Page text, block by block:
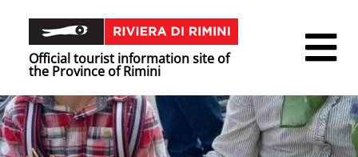
Official tourist information site of
the Province of Rimini